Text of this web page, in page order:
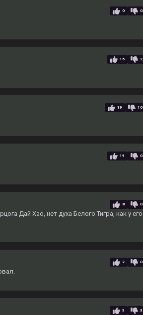
0 0
16 2
19 10
19 0
8 0
Дай Хао, нет духа Белого Тигра, как у его
2 0
3 3